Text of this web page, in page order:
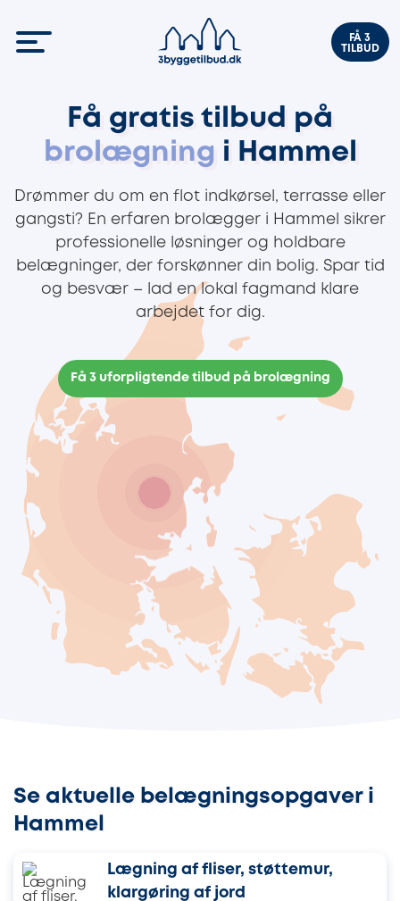
FÅ 3
TILBUD
Få gratis tilbud på
brolægning i Hammel
Drømmer du om en flot indkørsel, terrasse eller
gangsti? En erfaren brolægger i Hammel sikrer
professionelle løsninger og holdbare
belægninger, der forskønner din bolig. Spar tid
og besvær – lad en lokal fagmand klare
arbejdet for dig.
Få 3 uforpligtende tilbud på brolægning
Se aktuelle belægningsopgaver i
Hammel
Lægning af fliser, støttemur,
klargøring af jord